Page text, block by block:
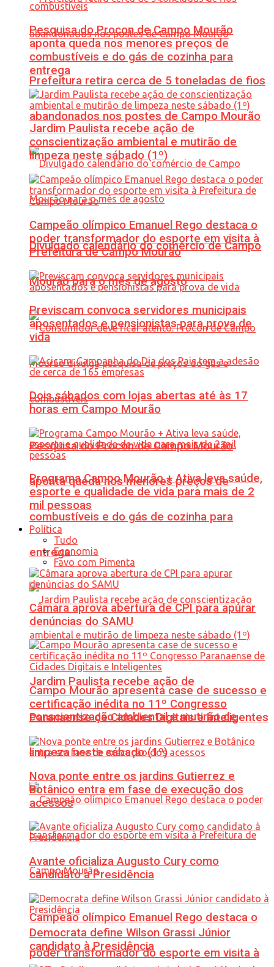
Prefeitura retira cerca de 5 toneladas de fios
abandonados nos postes de Campo Mourão
Divulgado calendário do comércio de Campo
Mourão para o mês de agosto
Pesquisa do Procon de Campo Mourão
aponta queda nos menores preços de
combustíveis e do gás de cozinha para
entrega
Jardim Paulista recebe ação de
conscientização ambiental e mutirão de
limpeza neste sábado (1º)
Campeão olímpico Emanuel Rego destaca o
poder transformador do esporte em visita à
Pesquisa do Procon de Campo Mourão
aponta queda nos menores preços de
combustíveis e do gás de cozinha para
entrega
Jardim Paulista recebe ação de
conscientização ambiental e mutirão de
limpeza neste sábado (1º)
Campeão olímpico Emanuel Rego destaca o
poder transformador do esporte em visita à
Prefeitura de Campo Mourão
Previscam convoca servidores municipais
aposentados e pensionistas para prova de
vida
Dois sábados com lojas abertas até às 17
horas em Campo Mourão
Programa Campo Mourão + Ativa leva saúde,
esporte e qualidade de vida para mais de 2
mil pessoas
Política
Tudo
Economia
Favo com Pimenta
Câmara aprova abertura de CPI para apurar
denúncias do SAMU
Campo Mourão apresenta case de sucesso e
certificação inédita no 11º Congresso
Paranaense de Cidades Digitais e Inteligentes
Nova ponte entre os jardins Gutierrez e
Botânico entra em fase de execução dos
acessos
Avante oficializa Augusto Cury como
candidato à Presidência
Democrata define Wilson Grassi Júnior
candidato à Presidência